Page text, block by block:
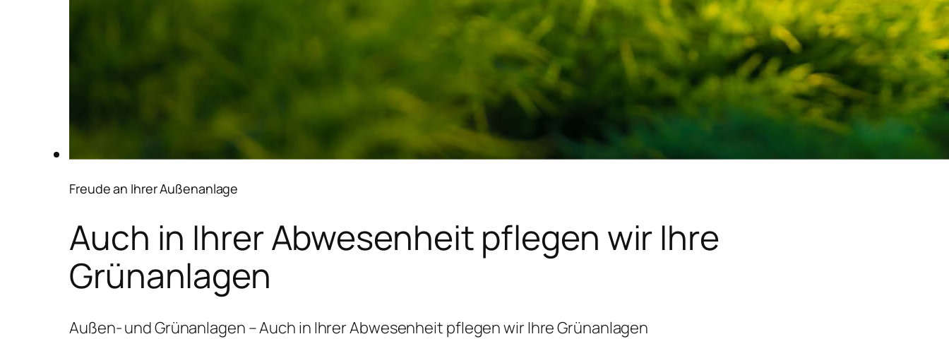
Freude an Ihrer Außenanlage
Auch in Ihrer Abwesenheit pflegen wir Ihre
Grünanlagen
Außen- und Grünanlagen – Auch in Ihrer Abwesenheit pflegen wir Ihre Grünanlagen